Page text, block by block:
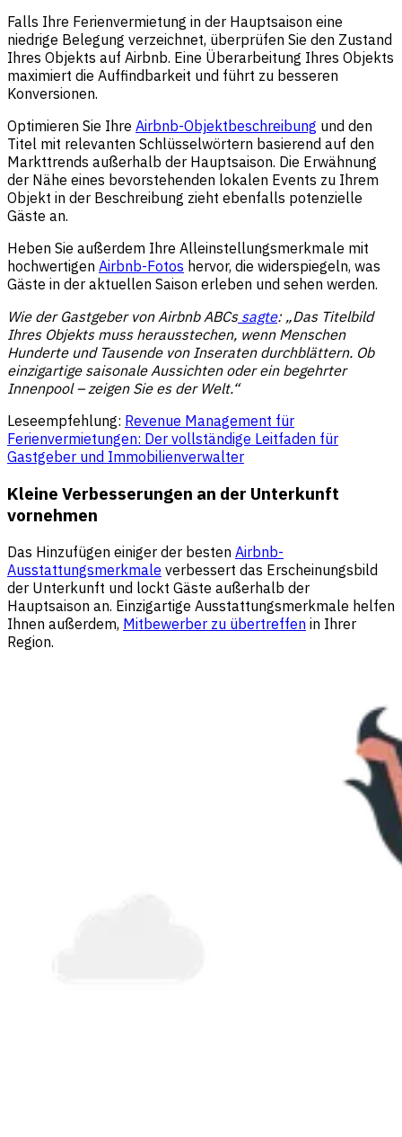
Falls Ihre Ferienvermietung in der Hauptsaison eine
niedrige Belegung verzeichnet, überprüfen Sie den Zustand
Ihres Objekts auf Airbnb. Eine Überarbeitung Ihres Objekts
maximiert die Auffindbarkeit und führt zu besseren
Konversionen.
Optimieren Sie Ihre Airbnb-Objektbeschreibung und den
Titel mit relevanten Schlüsselwörtern basierend auf den
Markttrends außerhalb der Hauptsaison. Die Erwähnung
der Nähe eines bevorstehenden lokalen Events zu Ihrem
Objekt in der Beschreibung zieht ebenfalls potenzielle
Gäste an.
Heben Sie außerdem Ihre Alleinstellungsmerkmale mit
hochwertigen Airbnb-Fotos hervor, die widerspiegeln, was
Gäste in der aktuellen Saison erleben und sehen werden.
Wie der Gastgeber von Airbnb ABCssagte: „Das Titelbild
Ihres Objekts muss herausstechen, wenn Menschen
Hunderte und Tausende von Inseraten durchblättern. Ob
einzigartige saisonale Aussichten oder ein begehrter
Innenpool – zeigen Sie es der Welt.“
Leseempfehlung: Revenue Management für
Ferienvermietungen: Der vollständige Leitfaden für
Gastgeber und Immobilienverwalter
Kleine Verbesserungen an der Unterkunft
vornehmen
Das Hinzufügen einiger der besten Airbnb-
Ausstattungsmerkmale verbessert das Erscheinungsbild
der Unterkunft und lockt Gäste außerhalb der
Hauptsaison an. Einzigartige Ausstattungsmerkmale helfen
Ihnen außerdem, Mitbewerber zu übertreffen in Ihrer
Region.